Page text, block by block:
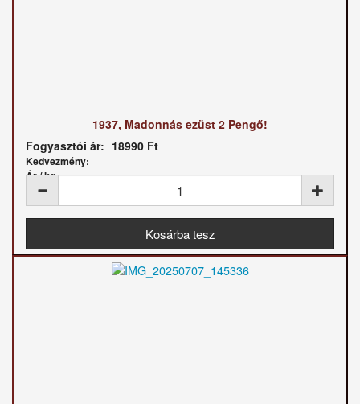
1937, Madonnás ezüst 2 Pengő!
Fogyasztói ár: 18990 Ft
Kedvezmény:
Ár / kg: